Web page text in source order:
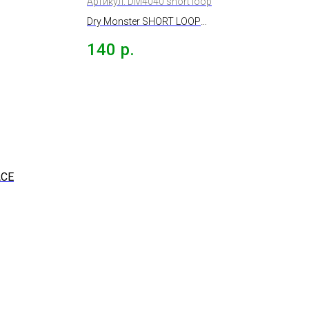
М
Dry Monster SHORT LOOP
40х40см, плотность 350гр.
140 р.